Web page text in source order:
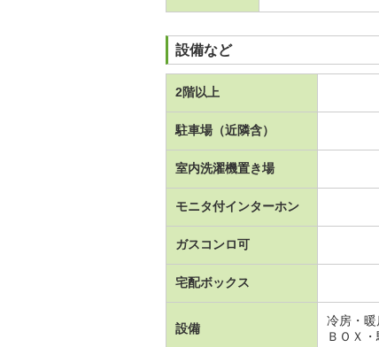
設備など
2階以上
駐車場（近隣含）
室内洗濯機置き場
モニタ付インターホン
ガスコンロ可
宅配ボックス
設備
冷房・
ＢＯＸ